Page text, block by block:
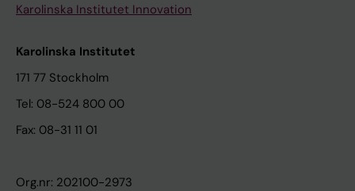
Karolinska Institutet Innovation
Karolinska Institutet
171 77 Stockholm
Tel: 08-524 800 00
Fax: 08-31 11 01
Org.nr: 202100-2973